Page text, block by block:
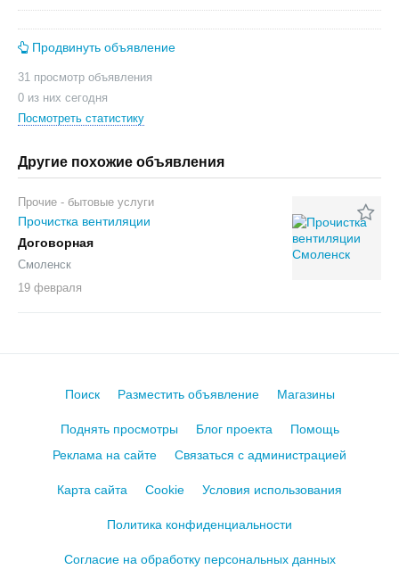
Продвинуть объявление
31 просмотр объявления
0 из них сегодня
Посмотреть статистику
Другие похожие объявления
Прочие - бытовые услуги
Прочистка вентиляции
Договорная
Смоленск
19 февраля
Поиск Разместить объявление Магазины
Поднять просмотры Блог проекта
Помощь
Реклама на сайте
Связаться с администрацией
Карта сайта Cookie Условия использования
Политика конфиденциальности
Согласие на обработку персональных данных